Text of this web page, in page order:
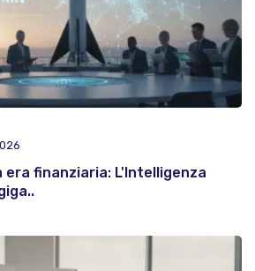
era finanziaria: L'Intelligenza